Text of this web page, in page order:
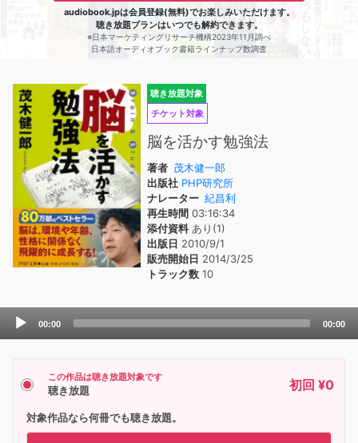
audiobook.jpは会員登録(無料)でお楽しみいただけます。
聴き放題プランはいつでも解約できます。
※日本マーケティングリサーチ機構2023年11月調べ
日本語オーディオブック書籍ラインナップ数調査
聴き放題対象
チケット対象
脳を活かす勉強法
著者 茂木健一郎
出版社 PHP研究所
ナレーター 紀昌利
再生時間 03:16:34
添付資料あり(1)
出版日 2010/9/1
販売開始日 2014/3/25
トラック数 10
Audio
00:00 00:00
この作品は聴き放題対象です
聴き放題 初回 ¥0
対象作品なら何冊でも聴き放題。